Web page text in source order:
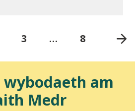
3 … 8
wybodaeth am
Medr